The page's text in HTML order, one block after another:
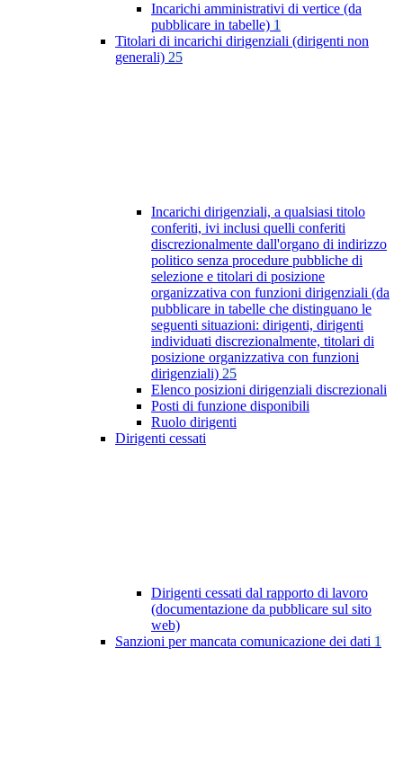
Incarichi amministrativi di vertice (da
pubblicare in tabelle) 1
Titolari di incarichi dirigenziali (dirigenti non
generali) 25
Incarichi dirigenziali, a qualsiasi titolo
conferiti, ivi inclusi quelli conferiti
discrezionalmente dall'organo di indirizzo
politico senza procedure pubbliche di
selezione e titolari di posizione
organizzativa con funzioni dirigenziali (da
pubblicare in tabelle che distinguano le
seguenti situazioni: dirigenti, dirigenti
individuati discrezionalmente, titolari di
posizione organizzativa con funzioni
dirigenziali) 25
Elenco posizioni dirigenziali discrezionali
Posti di funzione disponibili
Ruolo dirigenti
Dirigenti cessati
Dirigenti cessati dal rapporto di lavoro
(documentazione da pubblicare sul sito
web)
Sanzioni per mancata comunicazione dei dati 1